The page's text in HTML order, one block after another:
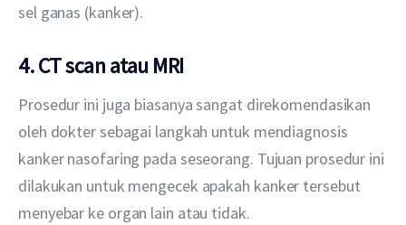
sel ganas (kanker).
4. CT scan atau MRI
Prosedur ini juga biasanya sangat direkomendasikan
oleh dokter sebagai langkah untuk mendiagnosis
kanker nasofaring pada seseorang. Tujuan prosedur ini
dilakukan untuk mengecek apakah kanker tersebut
menyebar ke organ lain atau tidak.